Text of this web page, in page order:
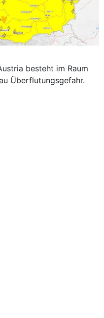
besteht im Raum
Überflutungsgefahr.